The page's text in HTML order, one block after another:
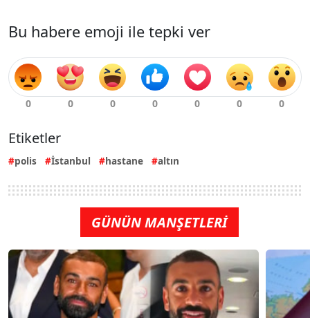
Bu habere emoji ile tepki ver
Etiketler
polis İstanbul hastane altın
GÜNÜN MANŞETLERİ